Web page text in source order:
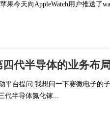
果今天向AppleWatch用户推送了
代半导体的业务布
平台提问:我想问一下赛微电子的
代半导体氮化镓...